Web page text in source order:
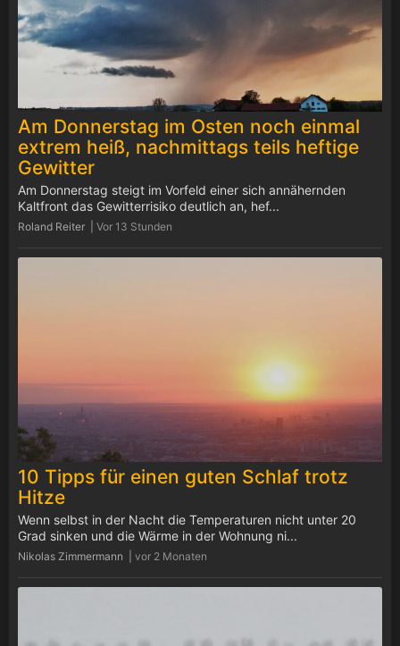
Am Donnerstag im Osten noch einmal
extrem heiß, nachmittags teils heftige
Gewitter
Roland Reiter | Vor 13 Stunden
Am Donnerstag steigt im Vorfeld einer sich annähernden
Kaltfront das Gewitterrisiko deutlich an, hef...
10 Tipps für einen guten Schlaf trotz
Hitze
Nikolas Zimmermann | vor 2 Monaten
Wenn selbst in der Nacht die Temperaturen nicht unter 20
Grad sinken und die Wärme in der Wohnung ni...